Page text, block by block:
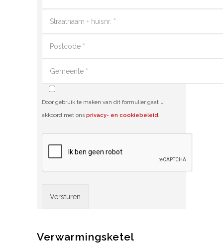
Door gebruik te maken van dit formulier gaat u
akkoord met ons privacy- en cookiebeleid.
Verwarmingsketel